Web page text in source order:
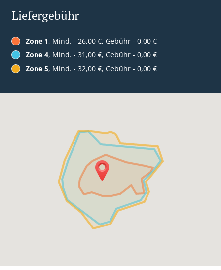
Liefergebühr
Zone 1, Mind. - 26,00 €, Gebühr - 0,00 €
Zone 4, Mind. - 31,00 €, Gebühr - 0,00 €
Zone 5, Mind. - 32,00 €, Gebühr - 0,00 €